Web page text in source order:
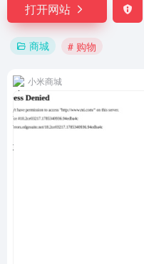
打开网站
商城 # 购物
小米商城